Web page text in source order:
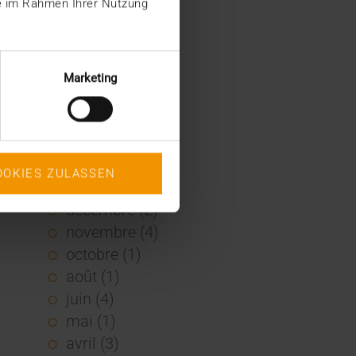
Rahmen Ihrer Nutzung
Marketing
ZULASSEN
décembre (2)
novembre (1)
juin (1)
mai (5)
février (1)
janvier (3)
2021
décembre (2)
novembre (4)
octobre (1)
août (1)
juin (4)
mai (1)
avril (3)